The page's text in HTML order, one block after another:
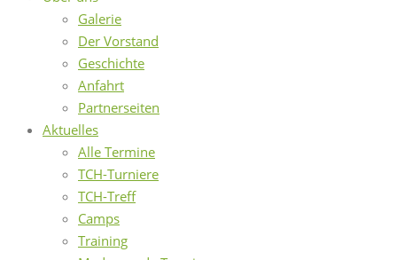
Galerie
Der Vorstand
Geschichte
Anfahrt
Partnerseiten
Aktuelles
Alle Termine
TCH-Turniere
TCH-Treff
Camps
Training